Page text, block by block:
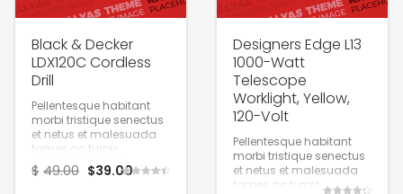
Black & Decker
LDX120C Cordless
Drill
Pellentesque habitant
morbi tristique senectus
et netus et malesuada
fames ac turpis.
$ 49.00 $39.00
Designers Edge L13
1000-Watt
Telescope
Worklight, Yellow,
120-Volt
Pellentesque habitant
morbi tristique senectus
et netus et malesuada
fames ac turpis.